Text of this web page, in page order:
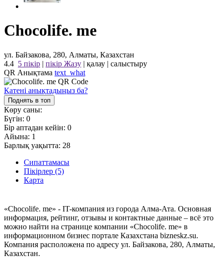
Chocolife. me
ул. Байзакова, 280, Алматы, Казахстан
4.4 5 пікір | пікір Жазу | қалау | салыстыру
QR Анықтама text_what
Қатені анықтадыңыз ба?
Поднять в топ
Көру саны:
Бүгін: 0
Бір аптадан кейін: 0
Айына: 1
Барлық уақытта: 28
Сипаттамасы
Пікірлер (5)
Карта
«Chocolife. me» - IT-компания из города Алма-Ата. Основная
информация, рейтинг, отзывы и контактные данные – всё это
можно найти на странице компании «Chocolife. me» в
информационном бизнес портале Казахстана bizneskz.su.
Компания расположена по адресу ул. Байзакова, 280, Алматы,
Казахстан.